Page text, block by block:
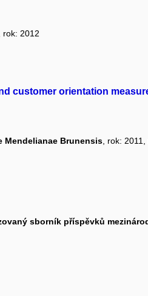
, rok: 2012
customer orientation
Mendelianae Brunensis , rok:
sborník příspěvků